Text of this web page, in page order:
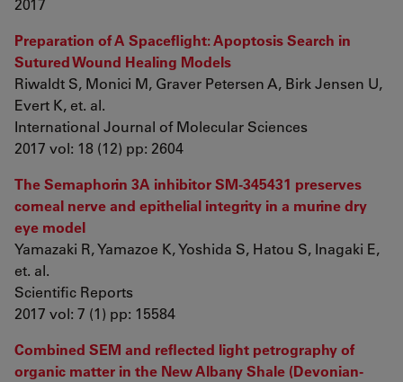
2017
Preparation of A Spaceflight: Apoptosis Search in
Sutured Wound Healing Models
Riwaldt S, Monici M, Graver Petersen A, Birk Jensen U,
Evert K, et. al.
International Journal of Molecular Sciences
2017 vol: 18 (12) pp: 2604
The Semaphorin 3A inhibitor SM-345431 preserves
corneal nerve and epithelial integrity in a murine dry
eye model
Yamazaki R, Yamazoe K, Yoshida S, Hatou S, Inagaki E,
et. al.
Scientific Reports
2017 vol: 7 (1) pp: 15584
Combined SEM and reflected light petrography of
organic matter in the New Albany Shale (Devonian-